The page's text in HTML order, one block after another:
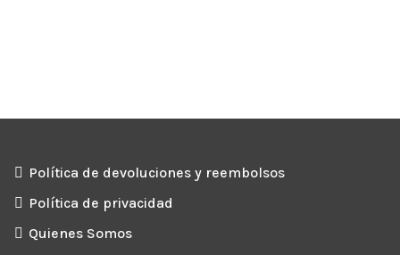
Política de devoluciones y reembolsos
Política de privacidad
Quienes Somos